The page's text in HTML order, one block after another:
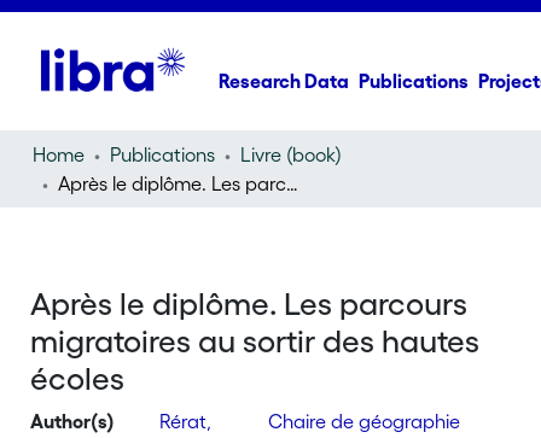
Research Data Publications
Home Publications
Livre (book)
Après le diplôme. Les parcours migratoires au sortir des hautes écoles
Après le diplôme. Les parcours
migratoires au sortir des hautes
écoles
Author(s)
Rérat,
Chaire de géographie